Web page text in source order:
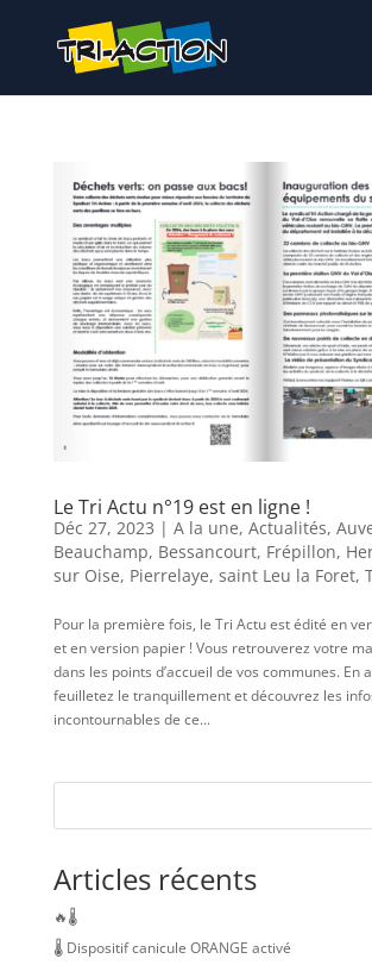
Le Tri Actu n°19 est en ligne !
Déc 27, 2023 | A la une, Actualités,
Beauchamp, Bessancourt, Frépillon,
sur Oise, Pierrelaye, saint Leu la Foret,
Pour la première fois, le Tri Actu est édité en
et en version papier ! Vous retrouverez votre
dans les points d’accueil de vos communes. En
feuilletez le tranquillement et découvrez les
incontournables de ce...
Articles récents
🔥🌡️
🌡️ Dispositif canicule ORANGE activé